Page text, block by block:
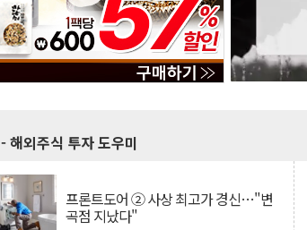
- 해외주식 투자 도우미
프론트도어 ② 사상 최고가 경신…"변
곡점 지났다"